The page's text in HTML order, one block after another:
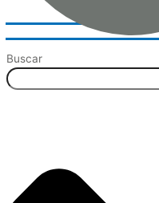
Buscar